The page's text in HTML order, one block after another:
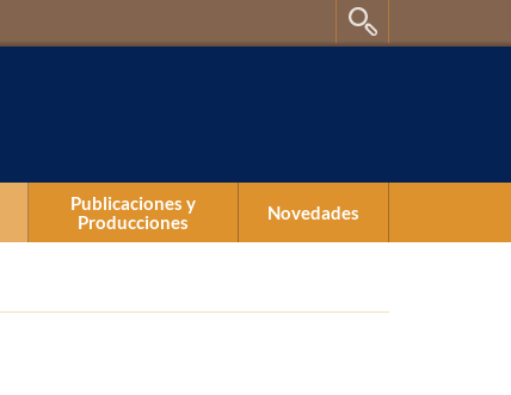
Publicaciones y
Producciones
Novedades